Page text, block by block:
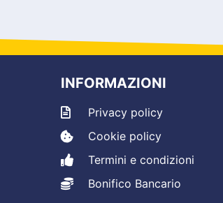
INFORMAZIONI
Privacy policy
Cookie policy
Termini e condizioni
Bonifico Bancario